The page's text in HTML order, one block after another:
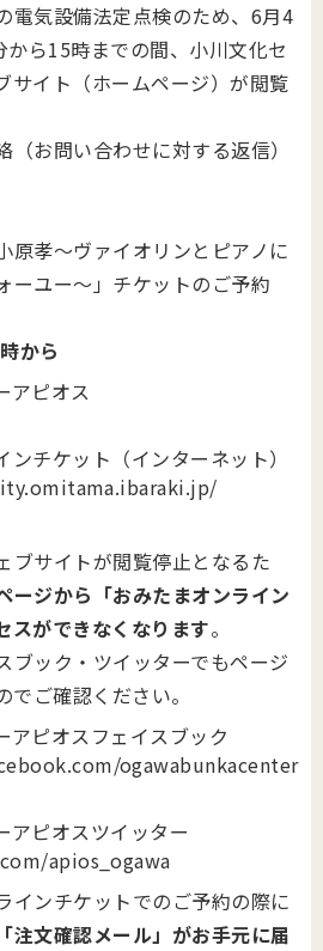
電気設備法定点検のため、6月4
ら15時までの間、小川文化セ
サイト（ホームページ）が閲覧
（お問い合わせに対する返信）
原孝～ヴァイオリンとピアノに
ーユー～」チケットのご予約
から
アピオス
ンチケット（インターネット）
ブサイトが閲覧停止となるた
ージから「おみたまオンライン
スができなくなります。
ブック・ツイッターでもページ
ご確認ください。
アピオスフェイスブック
ogawabunkacenter
アピオスツイッター
apios_ogawa
インチケットでのご予約の際に
「注文確認メール」がお手元に届